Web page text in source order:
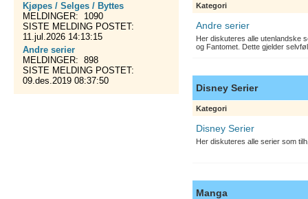
Kjøpes / Selges / Byttes
MELDINGER: 1090
SISTE MELDING POSTET:
11.jul.2026 14:13:15
Andre serier
MELDINGER: 898
SISTE MELDING POSTET:
09.des.2019 08:37:50
Kategori
Andre serier
Her diskuteres alle utenlandske
og Fantomet. Dette gjelder
Disney Serier
Kategori
Disney Serier
Her diskuteres alle serier som
Manga